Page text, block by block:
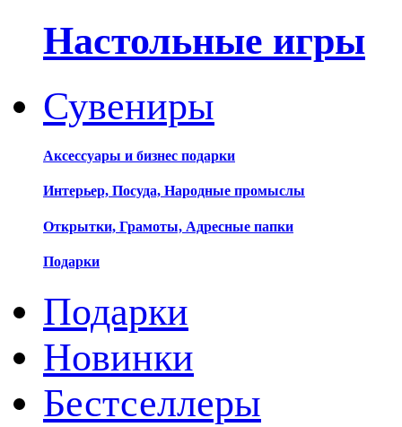
Настольные игры
Сувениры
Аксессуары и бизнес подарки
Интерьер, Посуда, Народные промыслы
Открытки, Грамоты, Адресные папки
Подарки
Подарки
Новинки
Бестселлеры